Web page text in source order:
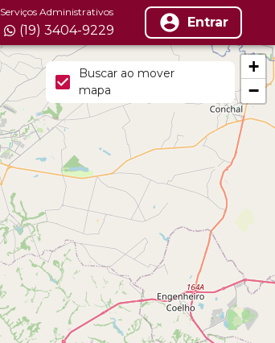
Serviços Administrativos
(19) 3404-9229 Entrar
+
−
Buscar ao mover
mapa